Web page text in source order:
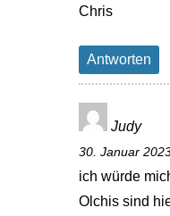
Chris
Antworten
Judy
30. Januar
ich würde
Olchis sind